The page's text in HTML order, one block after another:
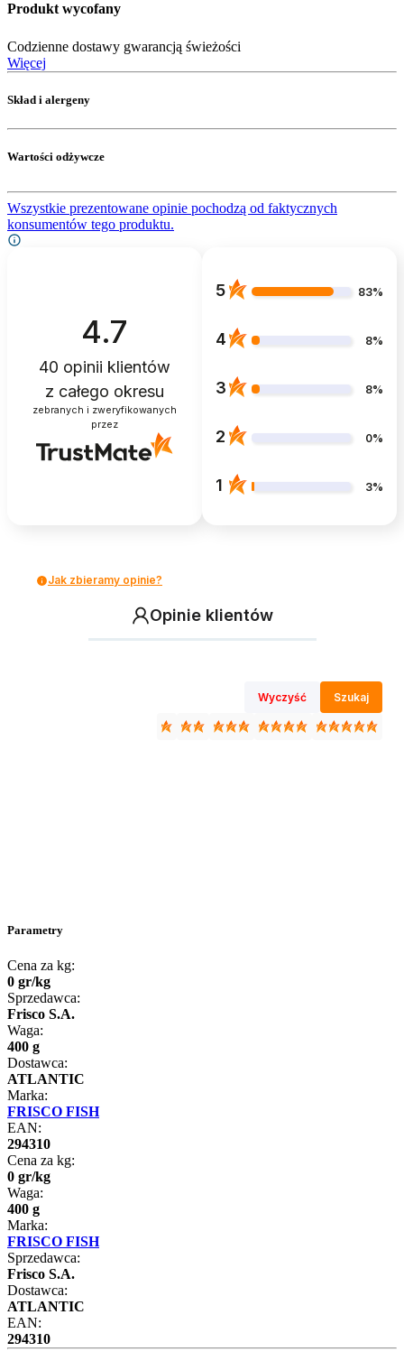
Produkt wycofany
Codzienne dostawy gwarancją świeżości
Więcej
Skład i alergeny
Wartości odżywcze
Wszystkie prezentowane opinie pochodzą od faktycznych
konsumentów tego produktu.
4.7
40 opinii klientów
z całego okresu
zebranych i zweryfikowanych
przez
5 83%
4 8%
3 8%
2 0%
1 3%
Jak zbieramy opinie?
Opinie klientów
Wyczyść Szukaj
Parametry
Cena za kg:
0 gr/kg
Sprzedawca:
Frisco S.A.
Waga:
400 g
Dostawca:
ATLANTIC
Marka:
FRISCO FISH
EAN:
294310
Cena za kg:
0 gr/kg
Waga:
400 g
Marka:
FRISCO FISH
Sprzedawca:
Frisco S.A.
Dostawca:
ATLANTIC
EAN:
294310